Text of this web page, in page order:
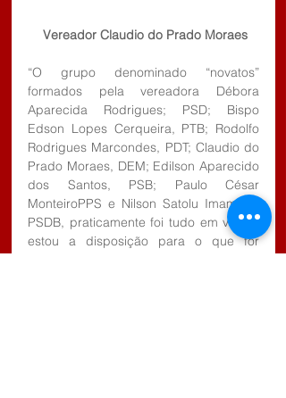
Vereador Claudio do Prado Moraes
“O grupo denominado “novatos”
formados pela vereadora Débora
Aparecida Rodrigues; PSD; Bispo
Edson Lopes Cerqueira, PTB; Rodolfo
Rodrigues Marcondes, PDT; Claudio do
Prado Moraes, DEM; Edilson Aparecido
dos Santos, PSB; Paulo César
MonteiroPPS e Nilson Satolu Imamura,
PSDB, praticamente foi tudo em vão, e
estou a disposição para o que for